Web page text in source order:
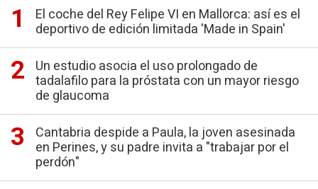
El coche del Rey Felipe VI en Mallorca: así es el
deportivo de edición limitada 'Made in Spain'
Un estudio asocia el uso prolongado de
tadalafilo para la próstata con un mayor riesgo
de glaucoma
Cantabria despide a Paula, la joven asesinada
en Perines, y su padre invita a "trabajar por el
perdón"